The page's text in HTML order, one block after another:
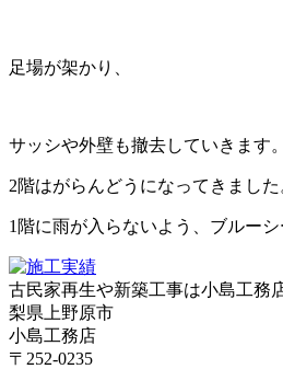
足場が架かり、
サッシや外壁も撤去していきます。
2階はがらんどうになってきました
1階に雨が入らないよう、ブルーシ
古民家再生や新築工事は小島工務
梨県上野原市
小島工務店
〒252-0235